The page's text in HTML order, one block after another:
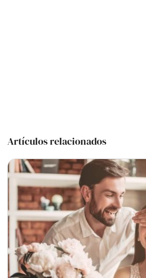
Artículos relacionados